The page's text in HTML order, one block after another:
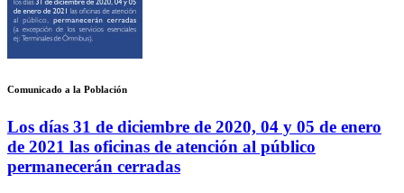
Comunicado a la Población
Los días 31 de diciembre de 2020, 04 y 05 de enero
de 2021 las oficinas de atención al público
permanecerán cerradas